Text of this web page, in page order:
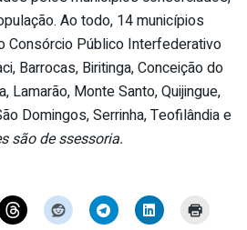
Ao todo, 14 municípios
Consórcio Público Interfederativo
Barrocas, Biritinga, Conceição do
Lamarão, Monte Santo, Quijingue,
Domingos, Serrinha, Teofilândia e
são de ssessoria.